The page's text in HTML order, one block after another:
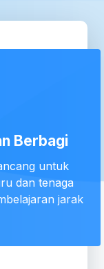
Berbagi
untuk
dan tenaga
jarak